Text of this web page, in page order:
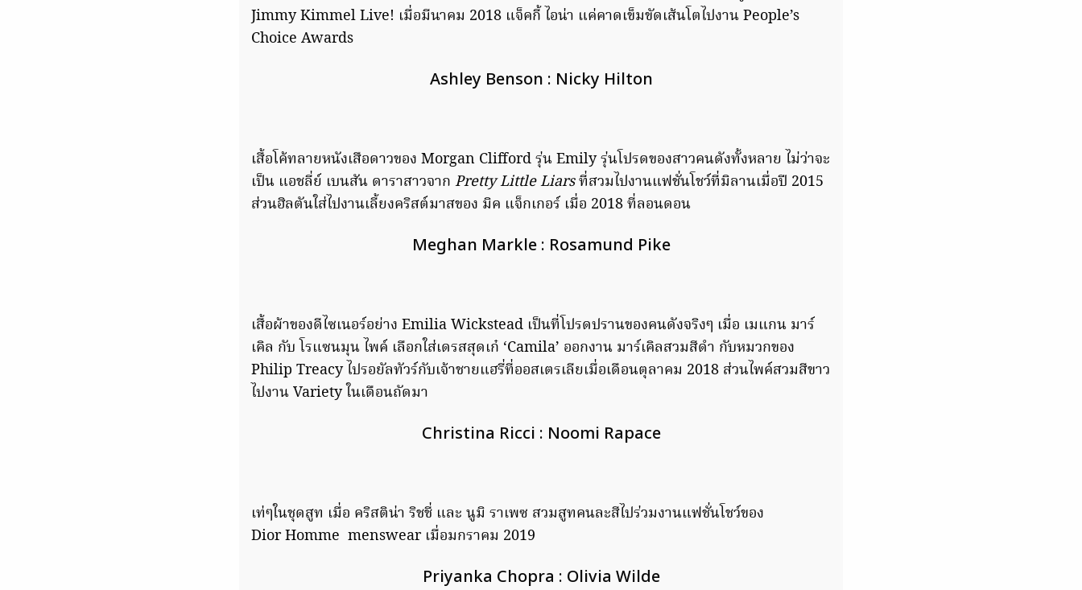
Jimmy Kimmel Live! เมื่อมีนาคม 2018 แจ็คกี้ ไอน่า แค่คาดเข็มขัดเส้นโตไปงาน People’s
Choice Awards
Ashley Benson : Nicky Hilton
เสื้อโค้ทลายหนังเสือดาวของ Morgan Clifford รุ่น Emily รุ่นโปรดของสาวคนดังทั้งหลาย ไม่ว่าจะ
เป็น แอชลี่ย์ เบนสัน ดาราสาวจาก Pretty Little Liarsที่สวมไปงานแฟชั่นโชว์ที่มิลานเมื่อปี 2015
ส่วนฮิลตันใส่ไปงานเลี้ยงคริสต์มาสของ มิค แจ็กเกอร์ เมื่อ 2018 ที่ลอนดอน
Meghan Markle : Rosamund Pike
เสื้อผ้าของดีไซเนอร์อย่าง Emilia Wickstead เป็นที่โปรดปรานของคนดังจริงๆ เมื่อ เมแกน มาร์
เคิล กับ โรแซนมุน ไพค์ เลือกใส่เดรสสุดเก๋ ‘Camila’ ออกงาน มาร์เคิลสวมสีดำ กับหมวกของ
Philip Treacy ไปรอยัลทัวร์กับเจ้าชายแฮรี่ที่ออสเตรเลียเมื่อเดือนตุลาคม 2018 ส่วนไพค์สวมสีขาว
ไปงาน Variety ในเดือนถัดมา
Christina Ricci : Noomi Rapace
เท่ๆในชุดสูท เมื่อ คริสติน่า ริชชี่ และ นูมิ ราเพซ สวมสูทคนละสีไปร่วมงานแฟชั่นโชว์ของ
Dior Homme menswear เมื่อมกราคม 2019
Priyanka Chopra : Olivia Wilde